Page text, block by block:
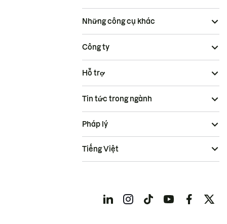
Những công cụ khác
Công ty
Hỗ trợ
Tin tức trong ngành
Pháp lý
Tiếng Việt